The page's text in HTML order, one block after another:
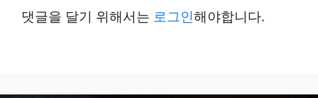
댓글을 달기 위해서는 로그인해야합니다.